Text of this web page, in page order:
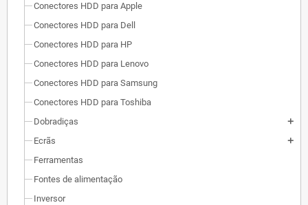
Conectores HDD para Apple
Conectores HDD para Dell
Conectores HDD para HP
Conectores HDD para Lenovo
Conectores HDD para Samsung
Conectores HDD para Toshiba
Dobradiças
add
Ecrãs add
Ferramentas
Fontes de alimentação
Inversor